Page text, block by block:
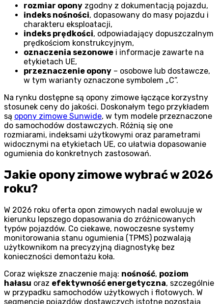
rozmiar opony zgodny z dokumentacją pojazdu,
indeks nośności, dopasowany do masy pojazdu i
charakteru eksploatacji,
indeks prędkości, odpowiadający dopuszczalnym
prędkościom konstrukcyjnym,
oznaczenia sezonowe i informacje zawarte na
etykietach UE,
przeznaczenie opony – osobowe lub dostawcze,
w tym warianty oznaczone symbolem „C”.
Na rynku dostępne są opony zimowe łączące korzystny
stosunek ceny do jakości. Doskonałym tego przykładem
są opony zimowe Sunwide, w tym modele przeznaczone
do samochodów dostawczych. Różnią się one
rozmiarami, indeksami użytkowymi oraz parametrami
widocznymi na etykietach UE, co ułatwia dopasowanie
ogumienia do konkretnych zastosowań.
Jakie opony zimowe wybrać w 2026
roku?
W 2026 roku oferta opon zimowych nadal ewoluuje w
kierunku lepszego dopasowania do zróżnicowanych
typów pojazdów. Co ciekawe, nowoczesne systemy
monitorowania stanu ogumienia (TPMS) pozwalają
użytkownikom na precyzyjną diagnostykę bez
konieczności demontażu koła.
Coraz większe znaczenie mają: nośność, poziom
hałasu oraz efektywność energetyczna, szczególnie
w przypadku samochodów użytkowych i flotowych. W
segmencie pojazdów dostawczych istotne pozostają